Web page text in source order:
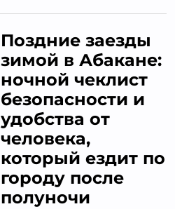
Поздние заезды
зимой в Абакане:
ночной чеклист
безопасности и
удобства от
человека,
который ездит по
городу после
полуночи